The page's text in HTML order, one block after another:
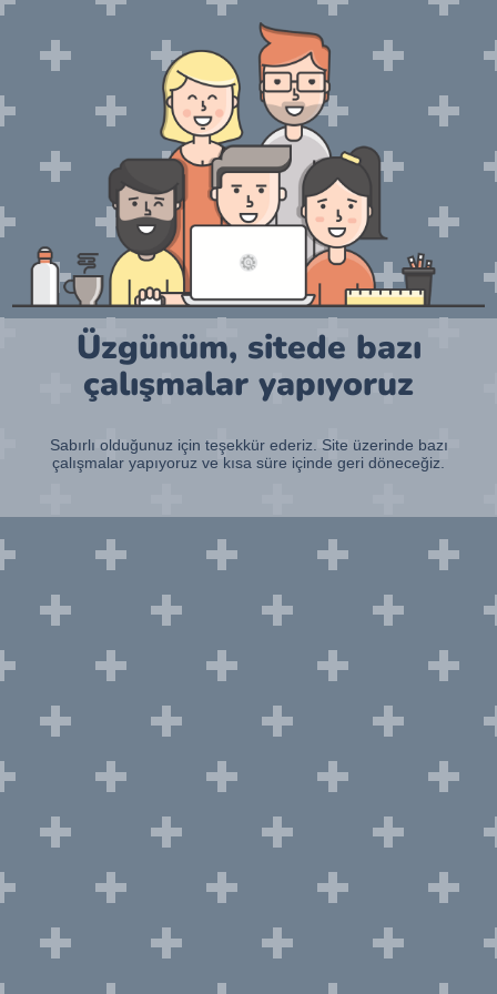
Üzgünüm, sitede bazı
çalışmalar yapıyoruz
Sabırlı olduğunuz için teşekkür ederiz. Site üzerinde bazı
çalışmalar yapıyoruz ve kısa süre içinde geri döneceğiz.